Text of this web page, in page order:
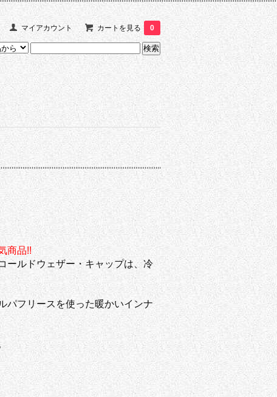
マイアカウント カートを見る 0
商品!!
ールドウェザー・キャップは、冷
パフリースを使った暖かいインナ